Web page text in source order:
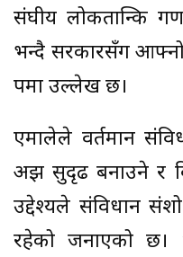
संघीय लोकतान्त्रिक
भन्दै सरकारसँग आफ्नो
पत्रमा उल्लेख छ।
एमालेले वर्तमान
अझ सुदृढ बनाउने र
उद्देश्यले संविधान
रहेको जनाएको छ।